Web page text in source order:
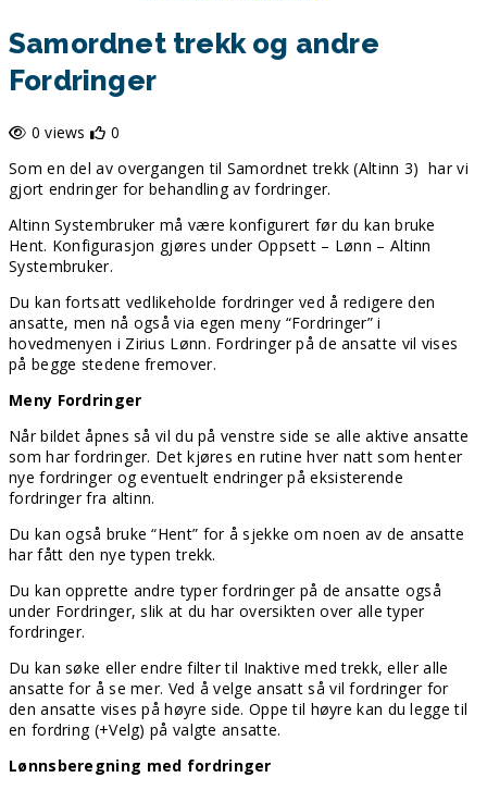
Samordnet trekk og andre
Fordringer
0 views
0
Som en del av overgangen til Samordnet trekk (Altinn 3) har vi
gjort endringer for behandling av fordringer.
Altinn Systembruker må være konfigurert før du kan bruke
Hent. Konfigurasjon gjøres under Oppsett – Lønn – Altinn
Systembruker.
Du kan fortsatt vedlikeholde fordringer ved å redigere den
ansatte, men nå også via egen meny “Fordringer” i
hovedmenyen i Zirius Lønn. Fordringer på de ansatte vil vises
på begge stedene fremover.
Meny Fordringer
Når bildet åpnes så vil du på venstre side se alle aktive ansatte
som har fordringer. Det kjøres en rutine hver natt som henter
nye fordringer og eventuelt endringer på eksisterende
fordringer fra altinn.
Du kan også bruke “Hent” for å sjekke om noen av de ansatte
har fått den nye typen trekk.
Du kan opprette andre typer fordringer på de ansatte også
under Fordringer, slik at du har oversikten over alle typer
fordringer.
Du kan søke eller endre filter til Inaktive med trekk, eller alle
ansatte for å se mer. Ved å velge ansatt så vil fordringer for
den ansatte vises på høyre side. Oppe til høyre kan du legge til
en fordring (+Velg) på valgte ansatte.
Lønnsberegning med fordringer